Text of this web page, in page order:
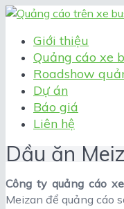
Giới thiệu
Quảng cáo xe
Roadshow
Dự án
Báo giá
Liên hệ
Dầu ăn
Công ty quảng cáo
Meizan để quảng cáo